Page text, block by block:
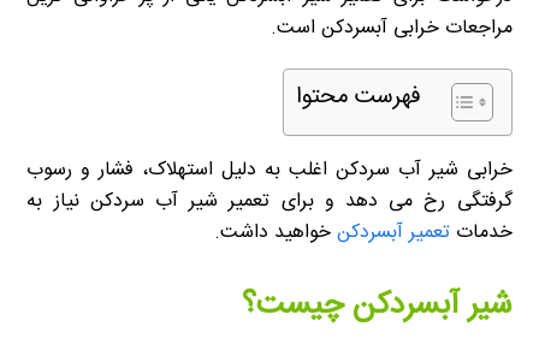
مراجعات خرابی آبسردکن است.
فهرست محتوا
خرابی شیر آب سردکن اغلب به دلیل استهلاک، فشار و رسوب
گرفتگی رخ می دهد و برای تعمیر شیر آب سردکن نیاز به
خدماتتعمیر آبسردکنخواهید داشت.
شیر آبسردکن چیست؟